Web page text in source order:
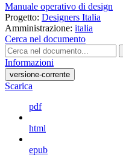
Manuale operativo di design
Progetto: Designers Italia
Amministrazione: italia
Cerca nel documento
Informazioni
versione-corrente
Scarica
pdf
html
epub